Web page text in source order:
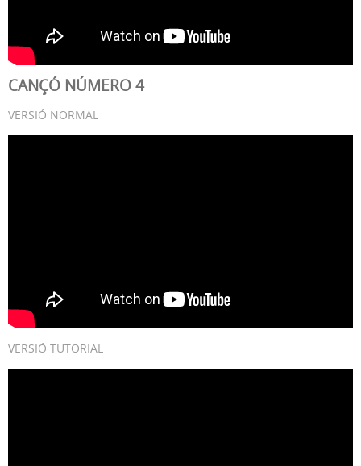
CANÇÓ NÚMERO 4
VERSIÓ NORMAL
VERSIÓ TUTORIAL